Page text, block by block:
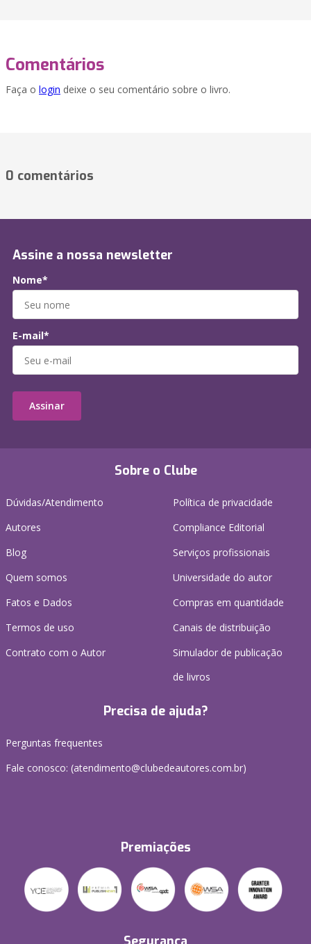
Comentários
Faça o login deixe o seu comentário sobre o livro.
0 comentários
Sobre o Clube
Dúvidas/Atendimento
Autores
Blog
Quem somos
Fatos e Dados
Termos de uso
Contrato com o Autor
Política de privacidade
Compliance Editorial
Serviços profissionais
Universidade do autor
Compras em quantidade
Canais de distribuição
Simulador de publicação
de livros
Precisa de ajuda?
Perguntas frequentes
Fale conosco: (atendimento@clubedeautores.com.br)
Premiações
Assine a nossa newsletter
Nome*
E-mail*
Assinar